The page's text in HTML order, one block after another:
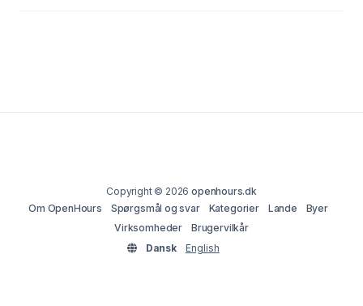
Copyright © 2026openhours.dk
Om OpenHours
Spørgsmål og svar Kategorier Lande
Byer
Virksomheder
Brugervilkår
Dansk
English